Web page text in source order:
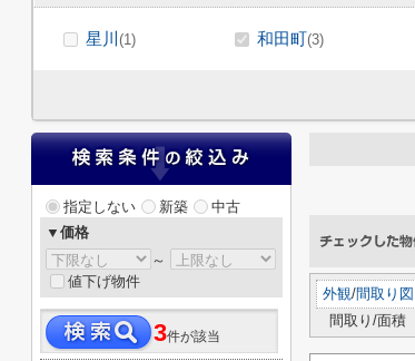
星川 (1) 和田町(3)
外観/間取り図
間取り/面積
指定しない 新築
中古
▼価格
～
値下げ物件
3件が該当